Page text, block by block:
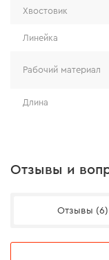
позволяет
материалами и
специальных
Хвостовик
Линейка
Рабочий материал
Длина
Отзывы и
Отзывы (6)